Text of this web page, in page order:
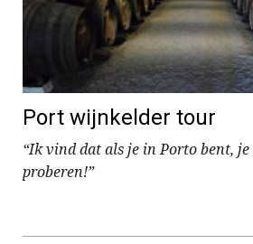
Port wijnkelder tour
“Ik vind dat als je in Porto bent,
proberen!”